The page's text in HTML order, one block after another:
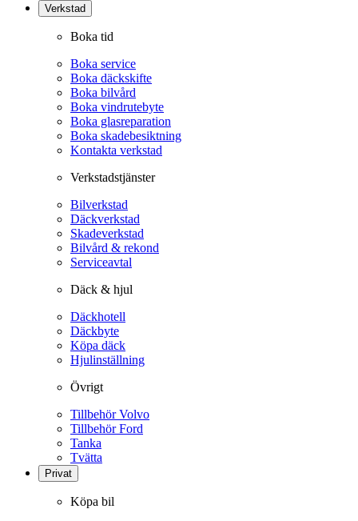
Verkstad
Boka tid
Boka service
Boka däckskifte
Boka bilvård
Boka vindrutebyte
Boka glasreparation
Boka skadebesiktning
Kontakta verkstad
Verkstadstjänster
Bilverkstad
Däckverkstad
Skadeverkstad
Bilvård & rekond
Serviceavtal
Däck & hjul
Däckhotell
Däckbyte
Köpa däck
Hjulinställning
Övrigt
Tillbehör Volvo
Tillbehör Ford
Tanka
Tvätta
Privat
Köpa bil